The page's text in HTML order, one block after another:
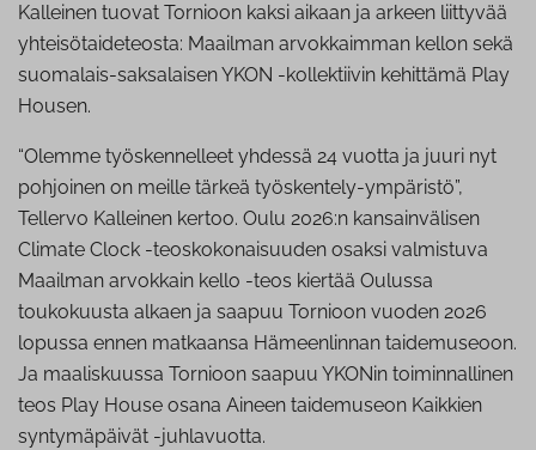
Kalleinen tuovat Tornioon kaksi aikaan ja arkeen liittyvää
yhteisötaideteosta: Maailman arvokkaimman kellon sekä
suomalais-saksalaisen YKON -kollektiivin kehittämä Play
Housen.
“Olemme työskennelleet yhdessä 24 vuotta ja juuri nyt
pohjoinen on meille tärkeä työskentely-ympäristö”,
Tellervo Kalleinen kertoo. Oulu 2026:n kansainvälisen
Climate Clock -teoskokonaisuuden osaksi valmistuva
Maailman arvokkain kello -teos kiertää Oulussa
toukokuusta alkaen ja saapuu Tornioon vuoden 2026
lopussa ennen matkaansa Hämeenlinnan taidemuseoon.
Ja maaliskuussa Tornioon saapuu YKONin toiminnallinen
teos Play House osana Aineen taidemuseon Kaikkien
syntymäpäivät -juhlavuotta.